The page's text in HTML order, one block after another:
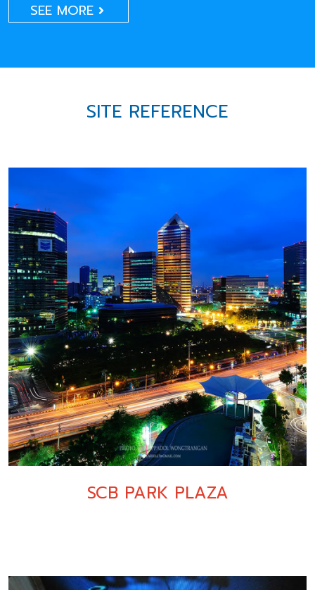
SEE MORE
SITE REFERENCE
SCB PARK PLAZA